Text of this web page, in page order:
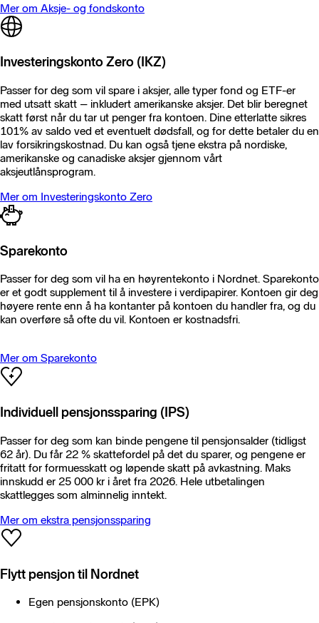
Mer om Aksje- og fondskonto
Investeringskonto Zero (IKZ)
Passer for deg som vil spare i aksjer, alle typer fond og ETF-er
med utsatt skatt – inkludert amerikanske aksjer. Det blir beregnet
skatt først når du tar ut penger fra kontoen. Dine etterlatte sikres
101% av saldo ved et eventuelt dødsfall, og for dette betaler du en
lav forsikringskostnad. Du kan også tjene ekstra på nordiske,
amerikanske og canadiske aksjer gjennom vårt
aksjeutlånsprogram.
Mer om Investeringskonto Zero
Sparekonto
Passer for deg som vil ha en høyrentekonto i Nordnet. Sparekonto
er et godt supplement til å investere i verdipapirer. Kontoen gir deg
høyere rente enn å ha kontanter på kontoen du handler fra, og du
kan overføre så ofte du vil. Kontoen er kostnadsfri.
Mer om Sparekonto
Individuell pensjonssparing (IPS)
Passer for deg som kan binde pengene til pensjonsalder (tidligst
62 år). Du får 22 % skattefordel på det du sparer, og pengene er
fritatt for formuesskatt og løpende skatt på avkastning. Maks
innskudd er 25 000 kr i året fra 2026. Hele utbetalingen
skattlegges som alminnelig inntekt.
Mer om ekstra pensjonssparing
Flytt pensjon til Nordnet
Egen pensjonskonto (EPK)